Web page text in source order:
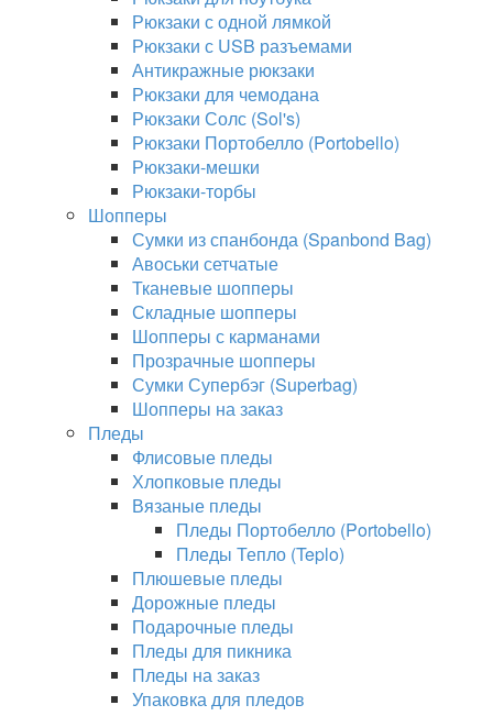
Рюкзаки с одной лямкой
Рюкзаки с USB разъемами
Антикражные рюкзаки
Рюкзаки для чемодана
Рюкзаки Солс (Sol's)
Рюкзаки Портобелло (Portobello)
Рюкзаки-мешки
Рюкзаки-торбы
Шопперы
Сумки из спанбонда (Spanbond Bag)
Авоськи сетчатые
Тканевые шопперы
Складные шопперы
Шопперы с карманами
Прозрачные шопперы
Сумки Супербэг (Superbag)
Шопперы на заказ
Пледы
Флисовые пледы
Хлопковые пледы
Вязаные пледы
Пледы Портобелло (Portobello)
Пледы Тепло (Teplo)
Плюшевые пледы
Дорожные пледы
Подарочные пледы
Пледы для пикника
Пледы на заказ
Упаковка для пледов